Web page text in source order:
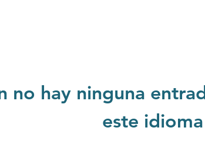
no hay ninguna
este idioma